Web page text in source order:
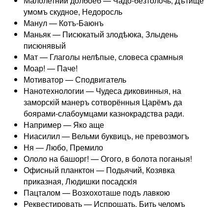
умомъ скудное, Недоросль
Манул — Котъ-Баюнъ
Маньяк — Писюкатый злодѣюка, Злыдень
писюнявый
Мат — Глаголы нелѣпые, словеса срамныя
Моар! — Паче!
Мотиватор — Сподвигатель
Нанотехнологии — Чудеса диковинныя, на
заморскій манеръ сотворённыя Царёмъ да
боярами-слабоумцами казнокрадства ради.
Например — Яко аще
Ниасилил — Вельми буквицъ, не превозмогъ
Ня — Любо, Премило
Ололо на башорг! — Огого, в болота поганыя!
Офисный планктон — Подьячий, Козявка
приказная, Людишки посадскiя
Пацталом — Возхохоташе подъ лавкою
Реквестировать — Испрошать, Бить челомъ